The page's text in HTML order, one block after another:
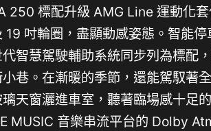
250 標配升級 AMG Line 運動化
19 吋輪圈，盡顯動感姿態。智能
智慧駕駛輔助系統同步列為標配
巷。在漸暖的季節，還能駕馭著
天窗灑進車室，聽著臨場感十足
MUSIC 音樂串流平台的 Dolby